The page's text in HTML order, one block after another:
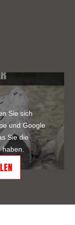
Sie sich
und Google
Sie die
haben.